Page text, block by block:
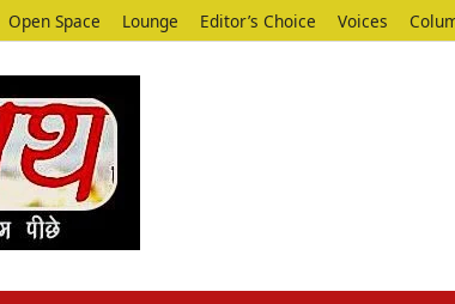
Open Space Lounge Editor’s Choice Voices